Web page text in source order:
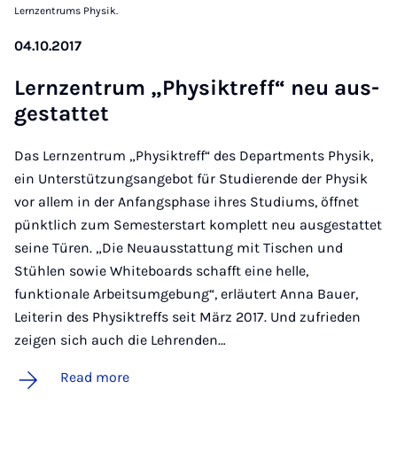
Lernzentrums Physik.
04.10.2017
Lernzen­trum „Physiktreff“ neu aus­
gest­at­tet
Das Lernzentrum „Physiktreff“ des Departments Physik,
ein Unterstützungsangebot für Studierende der Physik
vor allem in der Anfangsphase ihres Studiums, öffnet
pünktlich zum Semesterstart komplett neu ausgestattet
seine Türen. „Die Neuausstattung mit Tischen und
Stühlen sowie Whiteboards schafft eine helle,
funktionale Arbeitsumgebung“, erläutert Anna Bauer,
Leiterin des Physiktreffs seit März 2017. Und zufrieden
zeigen sich auch die Lehrenden…
Read more